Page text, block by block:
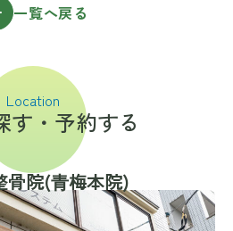
一覧へ戻る
Location
す・予約する
骨院(⻘梅本院)